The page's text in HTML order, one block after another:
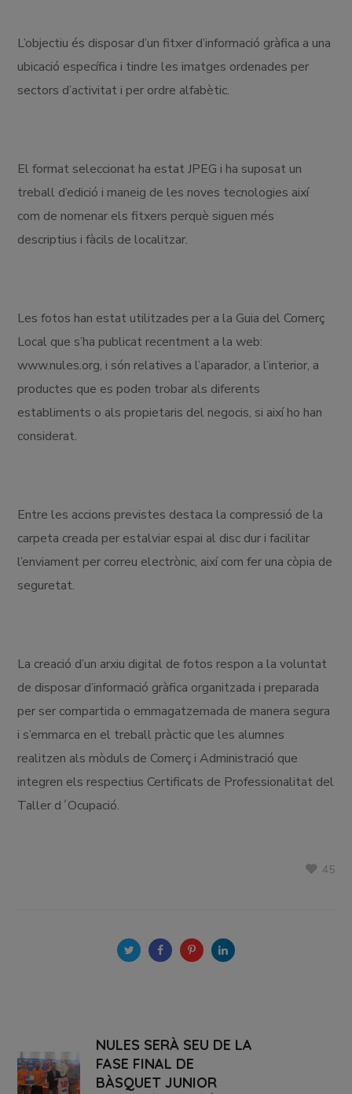
L’objectiu és disposar d’un fitxer d’informació gràfica a una
ubicació específica i tindre les imatges ordenades per
sectors d’activitat i per ordre alfabètic.
El format seleccionat ha estat JPEG i ha suposat un
treball d’edició i maneig de les noves tecnologies així
com de nomenar els fitxers perquè siguen més
descriptius i fàcils de localitzar.
Les fotos han estat utilitzades per a la Guia del Comerç
Local que s’ha publicat recentment a la web:
www.nules.org, i són relatives a l’aparador, a l’interior, a
productes que es poden trobar als diferents
establiments o als propietaris del negocis, si així ho han
considerat.
Entre les accions previstes destaca la compressió de la
carpeta creada per estalviar espai al disc dur i facilitar
l’enviament per correu electrònic, així com fer una còpia de
seguretat.
La creació d’un arxiu digital de fotos respon a la voluntat
de disposar d’informació gràfica organitzada i preparada
per ser compartida o emmagatzemada de manera segura
i s’emmarca en el treball pràctic que les alumnes
realitzen als mòduls de Comerç i Administració que
integren els respectius Certificats de Professionalitat del
Taller d´Ocupació.
45
NULES SERÀ SEU DE LA
FASE FINAL DE
BÀSQUET JUNIOR